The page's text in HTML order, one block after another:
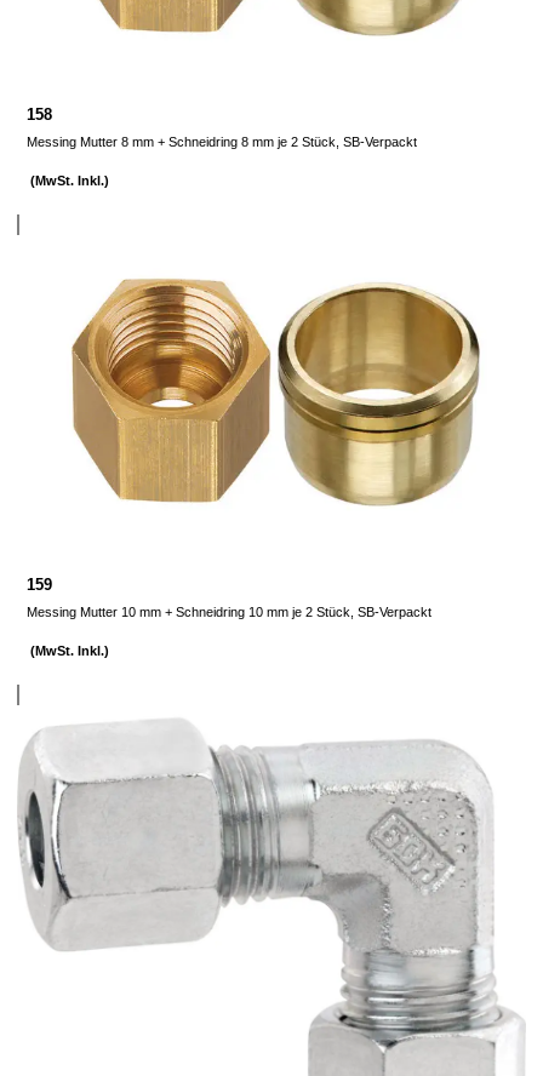
158
Messing Mutter 8 mm + Schneidring 8 mm je 2 Stück, SB-Verpackt
(MwSt. Inkl.)
159
Messing Mutter 10 mm + Schneidring 10 mm je 2 Stück, SB-Verpackt
(MwSt. Inkl.)